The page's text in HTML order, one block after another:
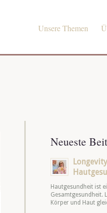
Unsere Themen
Neueste
Hautgesundheit ist
Gesamtgesundheit.
Körper und Haut